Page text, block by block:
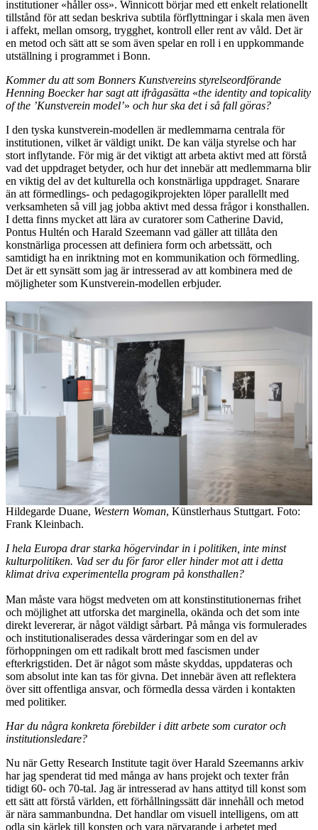
institutioner «håller oss». Winnicott börjar med ett enkelt relationellt
tillstånd för att sedan beskriva subtila förflyttningar i skala men även
i affekt, mellan omsorg, trygghet, kontroll eller rent av våld. Det är
en metod och sätt att se som även spelar en roll i en uppkommande
utställning i programmet i Bonn.
Kommer du att som Bonners Kunstvereins styrelseordförande
Henning Boecker har sagt att ifrågasätta «the identity and topicality
of the ’Kunstverein model’» och hur ska det i så fall göras?
I den tyska kunstverein-modellen är medlemmarna centrala för
institutionen, vilket är väldigt unikt. De kan välja styrelse och har
stort inflytande. För mig är det viktigt att arbeta aktivt med att förstå
vad det uppdraget betyder, och hur det innebär att medlemmarna blir
en viktig del av det kulturella och konstnärliga uppdraget. Snarare
än att förmedlings- och pedagogikprojekten löper parallellt med
verksamheten så vill jag jobba aktivt med dessa frågor i konsthallen.
I detta finns mycket att lära av curatorer som Catherine David,
Pontus Hultén och Harald Szeemann vad gäller att tillåta den
konstnärliga processen att definiera form och arbetssätt, och
samtidigt ha en inriktning mot en kommunikation och förmedling.
Det är ett synsätt som jag är intresserad av att kombinera med de
möjligheter som Kunstverein-modellen erbjuder.
Hildegarde Duane, Western Woman, Künstlerhaus Stuttgart. Foto:
Frank Kleinbach.
I hela Europa drar starka högervindar in i politiken, inte minst
kulturpolitiken. Vad ser du för faror eller hinder mot att i detta
klimat driva experimentella program på konsthallen?
Man måste vara högst medveten om att konstinstitutionernas frihet
och möjlighet att utforska det marginella, okända och det som inte
direkt levererar, är något väldigt sårbart. På många vis formulerades
och institutionaliserades dessa värderingar som en del av
förhoppningen om ett radikalt brott med fascismen under
efterkrigstiden. Det är något som måste skyddas, uppdateras och
som absolut inte kan tas för givna. Det innebär även att reflektera
över sitt offentliga ansvar, och förmedla dessa värden i kontakten
med politiker.
Har du några konkreta förebilder i ditt arbete som curator och
institutionsledare?
Nu när Getty Research Institute tagit över Harald Szeemanns arkiv
har jag spenderat tid med många av hans projekt och texter från
tidigt 60- och 70-tal. Jag är intresserad av hans attityd till konst som
ett sätt att förstå världen, ett förhållningssätt där innehåll och metod
är nära sammanbundna. Det handlar om visuell intelligens, om att
odla sin kärlek till konsten och vara närvarande i arbetet med